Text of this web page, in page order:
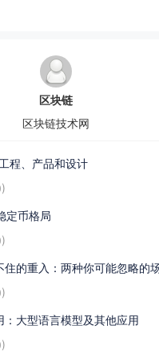
区块链
区块链技术网
程、产品和设计
定币格局
的重入：两种你可能忽略的
：大型语言模型及其他应用